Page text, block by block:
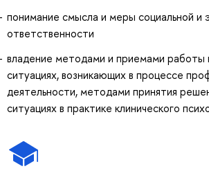
понимание смысла и меры социальной и
ответственности
владение методами и приемами работы
ситуациях, возникающих в процессе
деятельности, методами принятия
ситуациях в практике клинического